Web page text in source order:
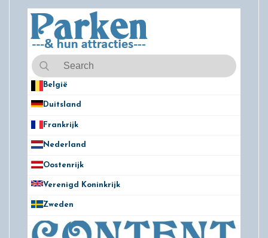
België
Duitsland
Frankrijk
Nederland
Oostenrijk
Verenigd Koninkrijk
Zweden